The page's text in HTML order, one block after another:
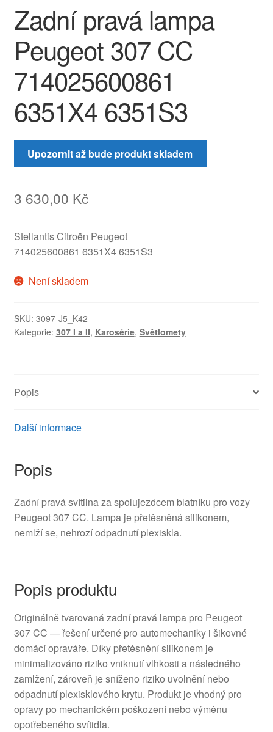
Reklamace
Reklamační řád
Vrakoviště Citroën
Zadní pravá lampa
Peugeot 307 CC
714025600861
6351X4 6351S3
Upozornit až bude produkt skladem
3 630,00 Kč
Stellantis Citroën Peugeot
714025600861 6351X4 6351S3
Není skladem
SKU: 3097-J5_K42
Kategorie: 307 I a II, Karosérie, Světlomety
Popis
Další informace
Popis
Zadní pravá svítilna za spolujezdcem blatníku pro vozy
Peugeot 307 CC. Lampa je přetěsněná silikonem,
nemlží se, nehrozí odpadnutí plexiskla.
Popis produktu
Originálně tvarovaná zadní pravá lampa pro Peugeot
307 CC — řešení určené pro automechaniky i šikovné
domácí opraváře. Díky přetěsnění silikonem je
minimalizováno riziko vniknutí vlhkosti a následného
zamlžení, zároveň je sníženo riziko uvolnění nebo
odpadnutí plexisklového krytu. Produkt je vhodný pro
opravy po mechanickém poškození nebo výměnu
opotřebeného svítidla.